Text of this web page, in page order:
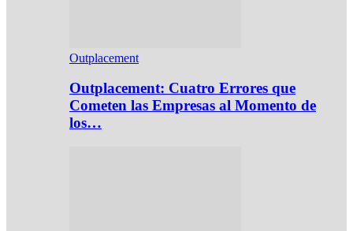
Outplacement
Outplacement: Cuatro Errores que
Cometen las Empresas al Momento de
los…